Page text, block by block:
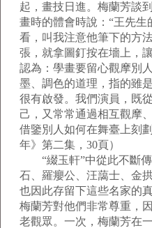
起，畫技日進。梅蘭芳談
畫時的體會時說：“王先
看，叫我注意他筆下的方
張，就拿圖釘按在墻上，
認為：學畫要留心觀摩別
墨、調色的道理，指的雖
很有啟發。我們演員，既
己，又常常通過相互觀摩
借鑒別人如何在舞臺上刻
年》第二集，30頁）
“綴玉軒”中從此不斷傳
石、羅癭公、汪藹士、金
也因此存留下這些名家的
梅蘭芳對他們非常尊重，
老觀眾。一次，梅蘭芳在